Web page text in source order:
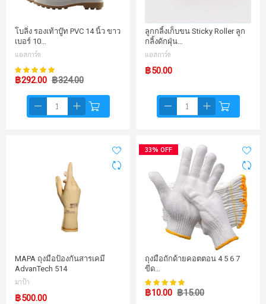
โบลิ่ง รองเท้าบู๊ท PVC 14 นิ้ว ขาว
เบอร์ 10…
แอสการ์ด
คะแนน:
฿292.00 ฿324.00
ลูกกลิ้งเก็บขน Sticky Roller ลูก
กลิ้งดักฝุ่น…
แอสการ์ด
฿50.00
MAPA ถุงมือป้องกันสารเคมี
AdvanTech 514
มาป้า
฿500.00
33% OFF
ถุงมือถักด้ายคอตตอน 4 5 6 7
ขีด…
คะแนน:
฿10.00 ฿15.00